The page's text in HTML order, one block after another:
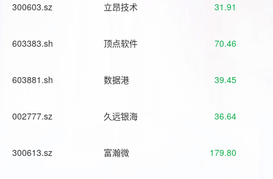
300603.sz 立昂技术 31.91
603383.sh 顶点软件 70.46
603881.sh 数据港 39.45
002777.sz 久远银海 36.64
300613.sz 富瀚微 179.80